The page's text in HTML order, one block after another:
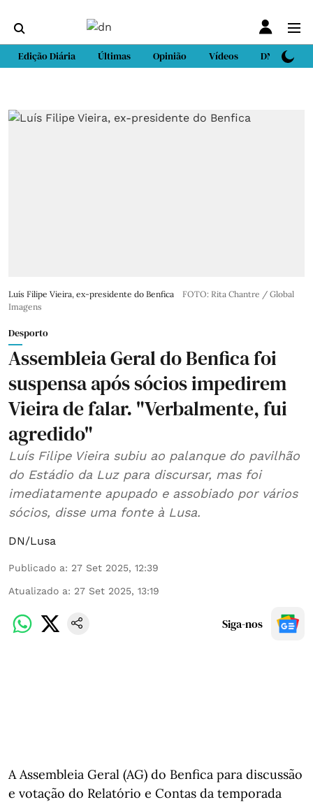
Edição Diária Últimas Opinião Vídeos DN Sport
Luís Filipe Vieira, ex-presidente do Benfica
FOTO: Rita Chantre / Global
Imagens
Desporto
Assembleia Geral do Benfica foi
suspensa após sócios impedirem
Vieira de falar. "Verbalmente, fui
agredido"
Luís Filipe Vieira subiu ao palanque do pavilhão
do Estádio da Luz para discursar, mas foi
imediatamente apupado e assobiado por vários
sócios, disse uma fonte à Lusa.
DN/Lusa
Publicado a: 27 Set 2025, 12:39
Atualizado a: 27 Set 2025, 13:19
Siga-nos
A Assembleia Geral (AG) do Benfica para discussão
e votação do Relatório e Contas da temporada